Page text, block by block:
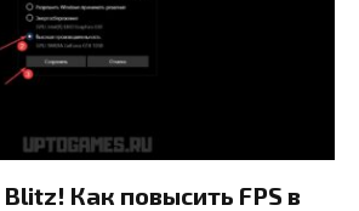
Как повысить FPS в